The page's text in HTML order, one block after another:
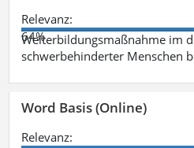
Relevanz:
64%
Weiterbildungsmaßnahme im
schwerbehinderter Menschen
Word Basis (Online)
Relevanz: